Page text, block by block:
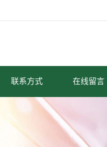
联系方式 在线留言